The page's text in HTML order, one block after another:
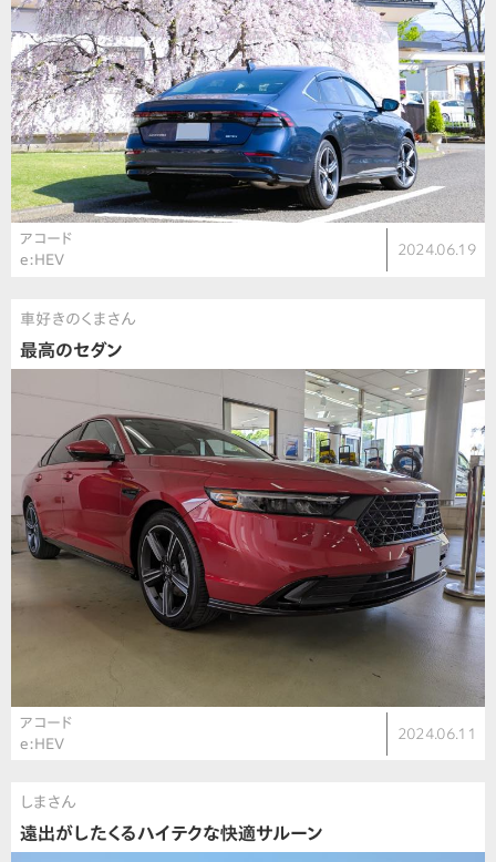
アコード
e:HEV
2024.06.19
車好きのくまさん
最高のセダン
アコード
e:HEV
2024.06.11
しまさん
遠出がしたくるハイテクな快適サルーン